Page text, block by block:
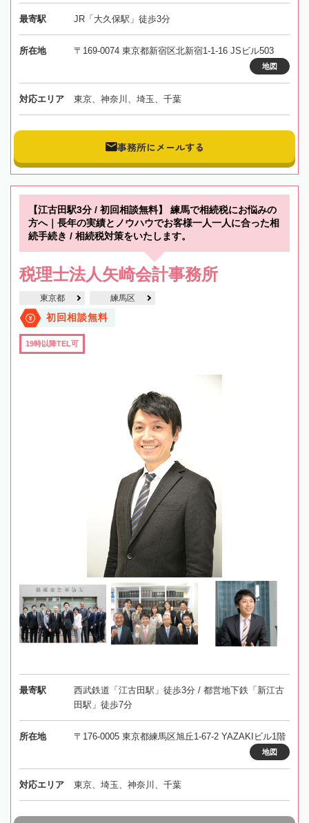
最寄駅 JR「大久保駅」徒歩3分
所在地 〒169-0074 東京都新宿区北新宿1-1-16 JSビル503
地図
対応エリア 東京、神奈川、埼玉、千葉
事務所にメールする
【江古田駅3分 / 初回相談無料】 練馬で相続税にお悩みの
方へ｜長年の実績とノウハウでお客様一人一人に合った相
続手続き / 相続税対策をいたします。
税理士法人矢崎会計事務所
東京都 練馬区
初回相談無料
19時以降TEL可
最寄駅
西武鉄道「江古田駅」徒歩3分 / 都営地下鉄「新江古
田駅」徒歩7分
所在地 〒176-0005 東京都練馬区旭丘1-67-2 YAZAKIビル1階
地図
対応エリア 東京、埼玉、神奈川、千葉